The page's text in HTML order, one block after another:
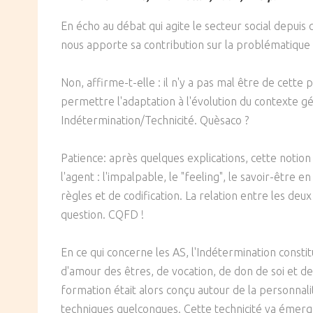
SOCIÉTÉ
CULTURE
En écho au débat qui agite le secteur social
nous apporte sa contribution sur la
Non, affirme-t-elle : il n'y a pas mal être de cette
permettre l'adaptation à l'évolution du contexte
Indétermination/Technicité. Quèsaco ?
Patience: après quelques explications, cette
l'agent : l'impalpable, le "feeling", le savoir-être
règles et de codification. La relation entre les
question. CQFD !
En ce qui concerne les AS, l'Indétermination
d'amour des êtres, de vocation, de don de soi et
formation était alors conçu autour de la
techniques quelconques. Cette technicité va